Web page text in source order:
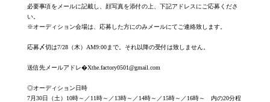
必要事項をメールに記載し、顔写真を添付の上、下記アドレスにご応募くださ
い。
※オーディション会場は、応募した方にのみメールにてご連絡致します。
応募〆切は7/28（木）AM9:00まで。それ以降の受付は致しません。
送信先メールアドレ�Xthe.factory0501@gmail.com
◎オーディション日時
7月30日（土）10時～／11時～／13時～／14時～／15時～／16時～ 内の20分程